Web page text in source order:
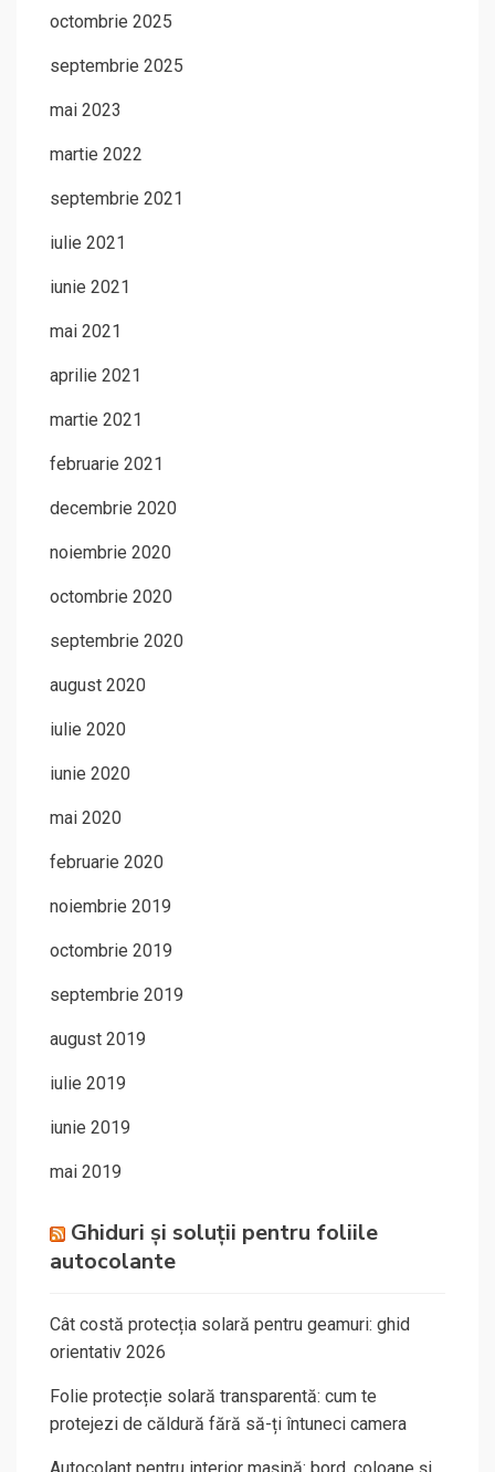
octombrie 2025
septembrie 2025
mai 2023
martie 2022
septembrie 2021
iulie 2021
iunie 2021
mai 2021
aprilie 2021
martie 2021
februarie 2021
decembrie 2020
noiembrie 2020
octombrie 2020
septembrie 2020
august 2020
iulie 2020
iunie 2020
mai 2020
februarie 2020
noiembrie 2019
octombrie 2019
septembrie 2019
august 2019
iulie 2019
iunie 2019
mai 2019
Ghiduri și soluții pentru foliile
autocolante
Cât costă protecția solară pentru geamuri: ghid
orientativ 2026
Folie protecție solară transparentă: cum te
protejezi de căldură fără să-ți întuneci camera